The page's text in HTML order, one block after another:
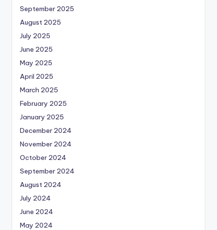
September 2025
August 2025
July 2025
June 2025
May 2025
April 2025
March 2025
February 2025
January 2025
December 2024
November 2024
October 2024
September 2024
August 2024
July 2024
June 2024
May 2024